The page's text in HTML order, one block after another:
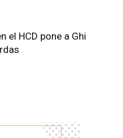
el HCD pone a Ghi